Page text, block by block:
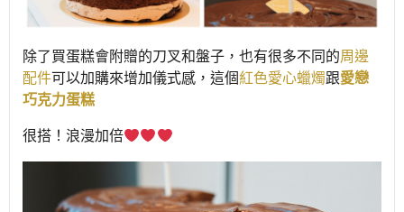
除了買蛋糕會附贈的刀叉和盤子，也有很多不同的周邊
配件可以加購來增加儀式感，這個紅色愛心蠟燭跟愛戀
巧克力蛋糕
很搭！浪漫加倍